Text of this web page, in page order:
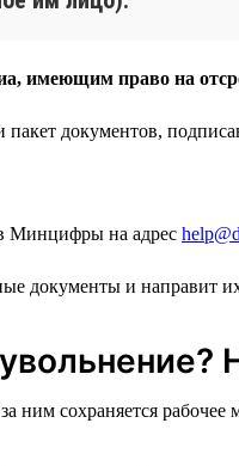
имеющим право на
пакет документов,
Минцифры на адрес
документы и направит
ним сохраняется рабочее